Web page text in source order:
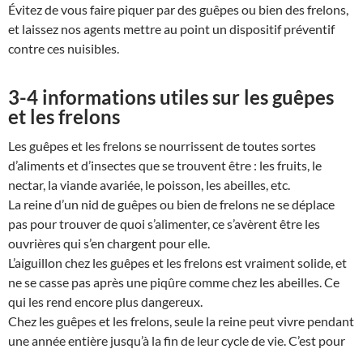
Évitez de vous faire piquer par des guêpes ou bien des frelons,
et laissez nos agents mettre au point un dispositif préventif
contre ces nuisibles.
3-4 informations utiles sur les guêpes
et les frelons
Les guêpes et les frelons se nourrissent de toutes sortes
d’aliments et d’insectes que se trouvent être : les fruits, le
nectar, la viande avariée, le poisson, les abeilles, etc.
La reine d’un nid de guêpes ou bien de frelons ne se déplace
pas pour trouver de quoi s’alimenter, ce s’avèrent être les
ouvrières qui s’en chargent pour elle.
L’aiguillon chez les guêpes et les frelons est vraiment solide, et
ne se casse pas après une piqûre comme chez les abeilles. Ce
qui les rend encore plus dangereux.
Chez les guêpes et les frelons, seule la reine peut vivre pendant
une année entière jusqu’à la fin de leur cycle de vie. C’est pour